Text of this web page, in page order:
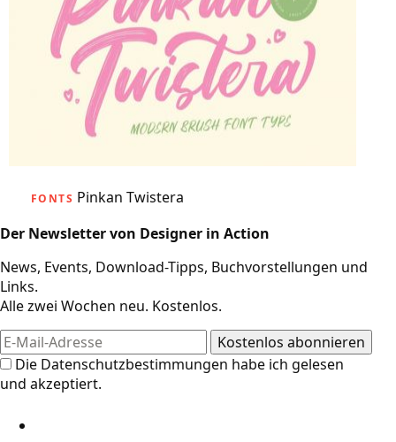
FONTS Pinkan Twistera
Der Newsletter von Designer in Action
News, Events, Download-Tipps, Buchvorstellungen und
Links.
Alle zwei Wochen neu. Kostenlos.
Die Datenschutzbestimmungen habe ich gelesen
und akzeptiert.